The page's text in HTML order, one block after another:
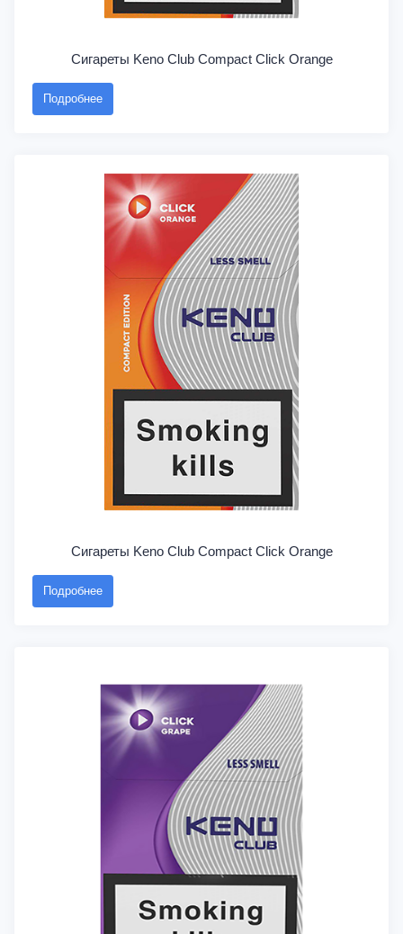
Сигареты Keno Club Compact Click Orange
Подробнее
Сигареты Keno Club Compact Click Orange
Подробнее